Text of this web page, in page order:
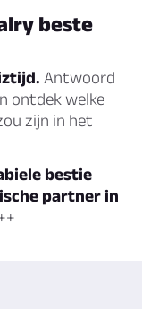
beste
Antwoord
ontdek welke
zijn in het
bestie
partner in